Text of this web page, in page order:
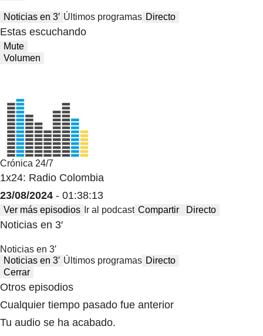
Noticias en 3′ Últimos programas Directo
Estas escuchando
Mute
Volumen
Crónica 24/7
1x24: Radio Colombia
23/08/2024 - 01:38:13
Ver más episodios Ir al podcast Compartir Directo
Noticias en 3′
Noticias en 3′
Noticias en 3′ Últimos programas Directo
Cerrar
Otros episodios
Cualquier tiempo pasado fue anterior
Tu audio se ha acabado.